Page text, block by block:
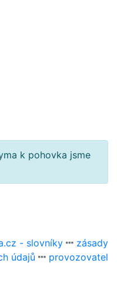
k pohovka jsme
- slovníky
zásady
údajů
provozovatel